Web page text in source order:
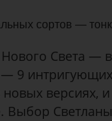
сортов —
Света —
9 интригующих
версиях,
Выбор